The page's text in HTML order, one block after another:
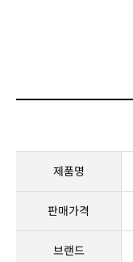
제품명
판매가격
브랜드